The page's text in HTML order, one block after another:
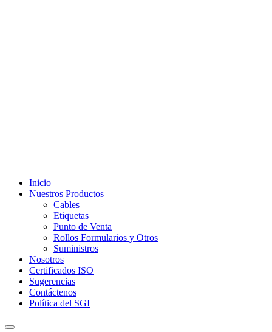
Inicio
Nuestros Productos
Cables
Etiquetas
Punto de Venta
Rollos Formularios y Otros
Suministros
Nosotros
Certificados ISO
Sugerencias
Contáctenos
Política del SGI